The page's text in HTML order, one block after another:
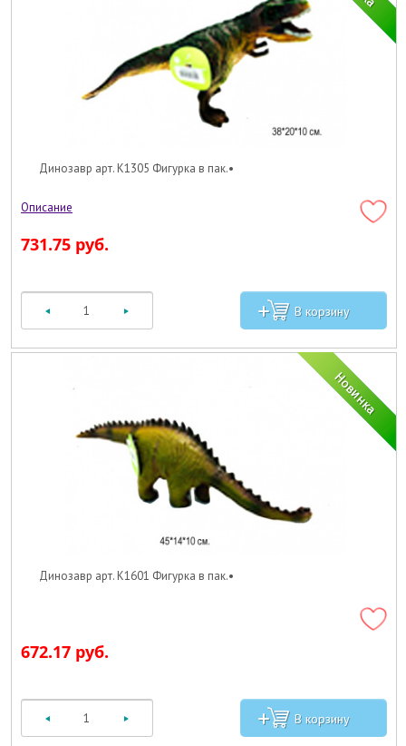
Динозавр арт. K1305 Фигурка в пак.•
731.75 руб.
Динозавр арт. K1601 Фигурка в пак.•
672.17 руб.